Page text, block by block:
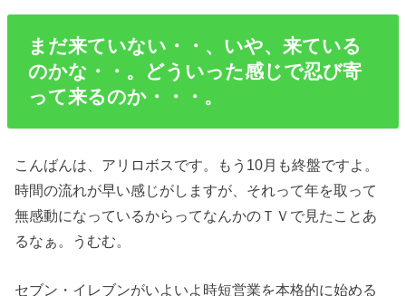
まだ来ていない・・、いや、来ている
のかな・・。どういった感じで忍び寄
って来るのか・・・。
こんばんは、アリロボスです。もう10月も終盤ですよ。
時間の流れが早い感じがしますが、それって年を取って
無感動になっているからってなんかのＴＶで見たことあ
るなぁ。うむむ。
セブン・イレブンがいよいよ時短営業を本格的に始める